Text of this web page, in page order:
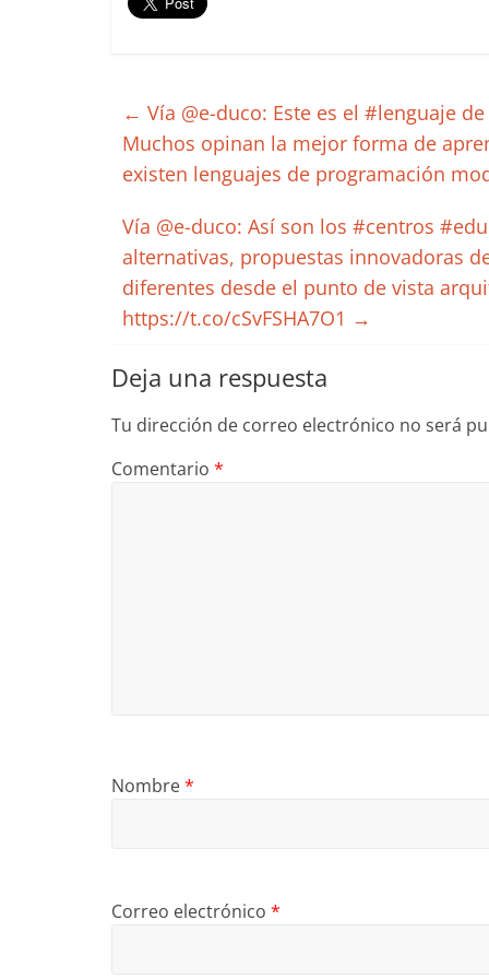
← Vía @e-duco: Este es el #lenguaje
Muchos opinan la mejor forma de
existen lenguajes de programación
Vía @e-duco: Así son los #centros
alternativas, propuestas innovadoras
diferentes desde el punto de vista
https://t.co/cSvFSHA7O1 →
Deja una respuesta
Tu dirección de correo electrónico no será
Comentario *
Nombre*
Correo electrónico *